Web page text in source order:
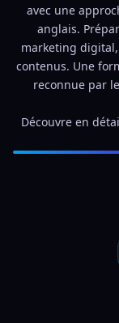
avec une
anglais.
marketing
contenus. Une
reconnue par
Découvre en